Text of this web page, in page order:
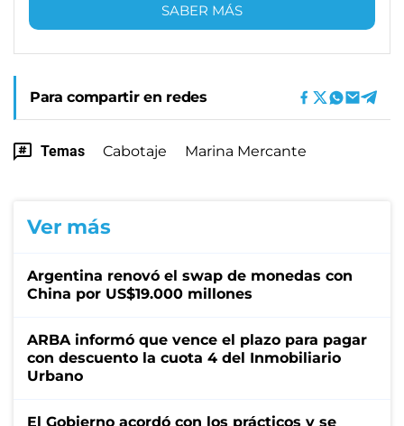
SABER MÁS
Para compartir en redes
Temas Cabotaje Marina Mercante
Ver más
Argentina renovó el swap de monedas con
China por US$19.000 millones
ARBA informó que vence el plazo para pagar
con descuento la cuota 4 del Inmobiliario
Urbano
El Gobierno acordó con los prácticos y se